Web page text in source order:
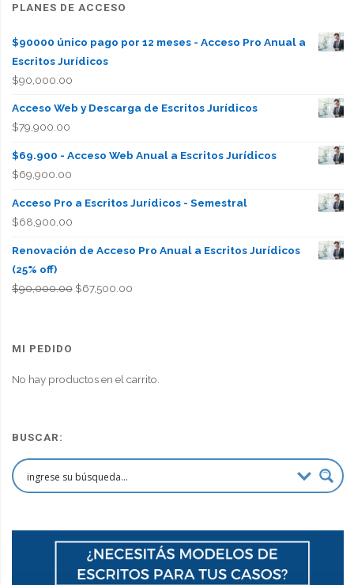
PLANES DE ACCESO
$90000 único pago por 12 meses - Acceso Pro Anual a
Escritos Jurídicos
$90,000.00
Acceso Web y Descarga de Escritos Jurídicos
$79,900.00
$69.900 - Acceso Web Anual a Escritos Jurídicos
$69,900.00
Acceso Pro a Escritos Jurídicos - Semestral
$68,900.00
Renovación de Acceso Pro Anual a Escritos Jurídicos
(25% off)
$90,000.00 El
$67,500.00El
MI PEDIDO
No hay productos en el carrito.
BUSCAR: